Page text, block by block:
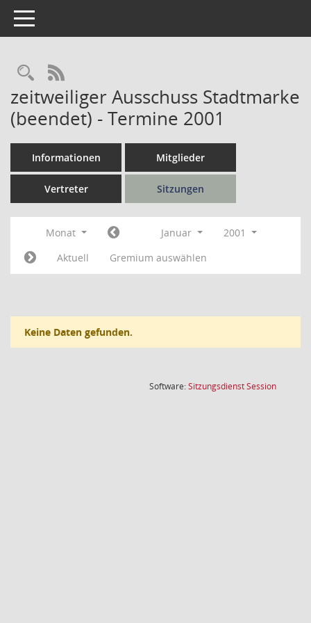
Toggle navigation
Rechercheauswahl
RSS-Feed
zeitweiliger Ausschuss Stadtmarke
(beendet) - Termine 2001
Informationen Mitglieder
Vertreter Sitzungen
Monat Januar
2001
Aktuell
Gremium auswählen
Keine Daten gefunden.
Software:SitzungsdienstSession(Wird in